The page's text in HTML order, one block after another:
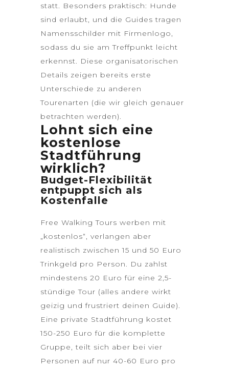
statt. Besonders praktisch: Hunde
sind erlaubt, und die Guides tragen
Namensschilder mit Firmenlogo,
sodass du sie am Treffpunkt leicht
erkennst. Diese organisatorischen
Details zeigen bereits erste
Unterschiede zu anderen
Tourenarten (die wir gleich genauer
betrachten werden).
Lohnt sich eine
kostenlose
Stadtführung
wirklich?
Budget-Flexibilität
entpuppt sich als
Kostenfalle
Free Walking Tours werben mit
„kostenlos“, verlangen aber
realistisch zwischen 15 und 50 Euro
Trinkgeld pro Person. Du zahlst
mindestens 20 Euro für eine 2,5-
stündige Tour (alles andere wirkt
geizig und frustriert deinen Guide).
Eine private Stadtführung kostet
150-250 Euro für die komplette
Gruppe, teilt sich aber bei vier
Personen auf nur 40-60 Euro pro